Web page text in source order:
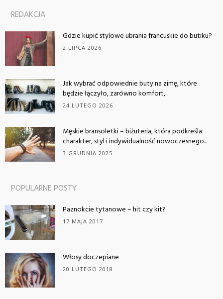
REDAKCJA
Gdzie kupić stylowe ubrania francuskie do butiku?
2 LIPCA 2026
Jak wybrać odpowiednie buty na zimę, które
będzie łączyło, zarówno komfort,...
24 LUTEGO 2026
Męskie bransoletki – biżuteria, która podkreśla
charakter, styl i indywidualność nowoczesnego...
3 GRUDNIA 2025
POPULARNE POSTY
Paznokcie tytanowe – hit czy kit?
17 MAJA 2017
Włosy doczepiane
20 LUTEGO 2018